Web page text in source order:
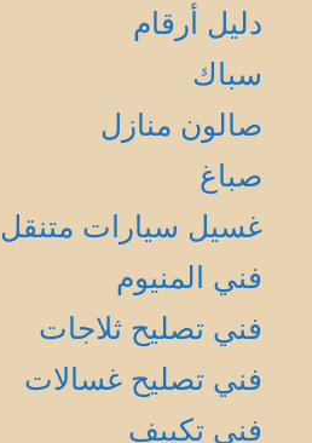
دليل أرقام
سباك
صالون منازل
صباغ
غسيل سيارات متنقل
فني المنيوم
فني تصليح ثلاجات
فني تصليح غسالات
فني تكييف